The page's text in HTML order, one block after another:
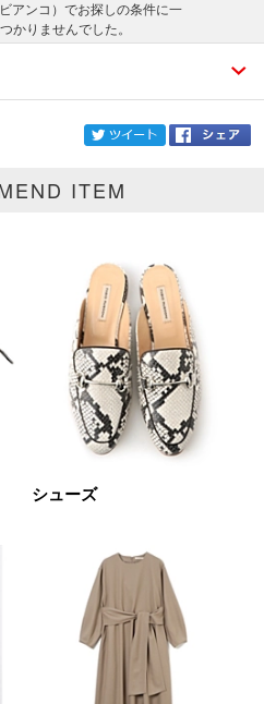
アンコ）でお探しの条件に一
かりませんでした。
新着
予約品
ITEM
シューズ